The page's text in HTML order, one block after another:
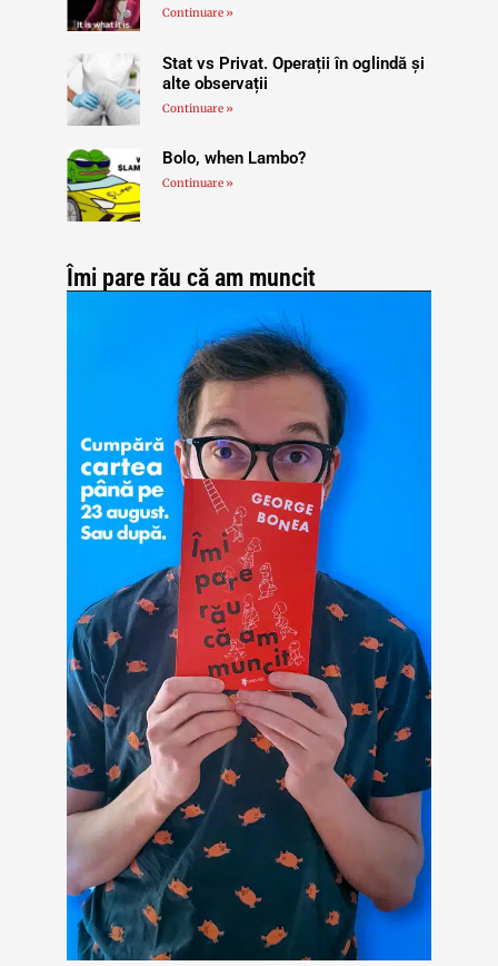
Continuare »
Stat vs Privat. Operații în oglindă și
alte observații
Continuare »
Bolo, when Lambo?
Continuare »
Îmi pare rău că am muncit